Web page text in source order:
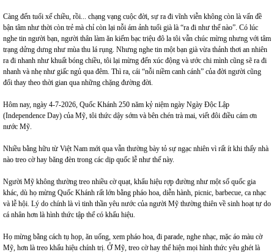
Càng đến tuổi xế chiều, rồi... chạng vạng cuộc đời, sự ra đi vĩnh viễn không còn là vấn đề
bận tâm như thời còn trẻ mà chỉ còn lại nỗi ám ảnh tuổi già là “ra đi như thế nào”. Có lúc
nghe tin người bạn, người thân làm ăn kiếm bạc triệu đô la tôi vẫn chúc mừng nhưng với tâm
trạng dửng dưng như mùa thu lá rụng. Nhưng nghe tin một bạn già vừa thảnh thơi an nhiên
ra đi nhanh như khuất bóng chiều, tôi lại mừng đến xúc động và ước chi mình cũng sẽ ra đi
nhanh và nhẹ như giấc ngủ qua đêm. Thì ra, cái “nỗi niềm canh cánh” của đời người cũng
đổi thay theo thời gian qua những chặng đường đời.
Hôm nay, ngày 4-7-2026, Quốc Khánh 250 năm kỷ niệm ngày Ngày Độc Lập
(Independence Day) của Mỹ, tôi thức dậy sớm và bên chén trà mai, viết đôi điều cám ơn
nước Mỹ.
Nhiều bằng hữu từ Việt Nam mới qua vẫn thường bày tỏ sự ngạc nhiên vì rất ít khi thấy nhà
nào treo cờ hay băng đèn trong các dịp quốc lễ như thế này.
Người Mỹ không thường treo nhiều cờ quạt, khẩu hiệu rợp đường như một số quốc gia
khác, dù họ mừng Quốc Khánh rất lớn bằng pháo hoa, diễn hành, picnic, barbecue, ca nhạc
và lễ hội. Lý do chính là vì tinh thần yêu nước của người Mỹ thường thiên về sinh hoạt tự do
cá nhân hơn là hình thức tập thể có khẩu hiệu.
Họ mừng bằng cách tụ họp, ăn uống, xem pháo hoa, đi parade, nghe nhạc, mặc áo màu cờ
Mỹ, hơn là treo khẩu hiệu chính trị. Ở Mỹ, treo cờ hay thể hiện mọi hình thức yêu ghét là